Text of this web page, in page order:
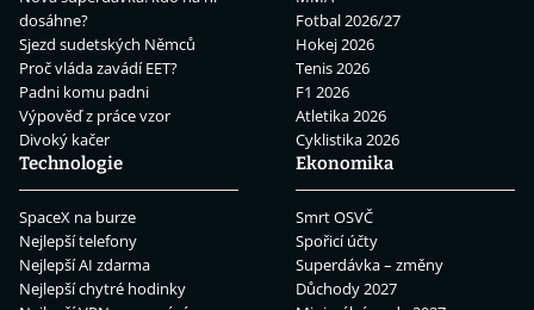
dosáhne?
Sjezd sudetských Němců
Proč vláda zavádí EET?
Padni komu padni
Výpověď z práce vzor
Divoký kačer
Fotbal 2026/27
Hokej 2026
Tenis 2026
F1 2026
Atletika 2026
Cyklistika 2026
Technologie
SpaceX na burze
Nejlepší telefony
Nejlepší AI zdarma
Nejlepší chytré hodinky
Ekonomika
Smrt OSVČ
Spořicí účty
Superdávka – změny
Důchody 2027